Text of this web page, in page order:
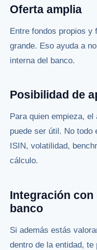
Oferta amplia
Entre fondos propios y
grande. Eso ayuda a
interna del banco.
Posibilidad de
Para quien empieza, el
puede ser útil. No todo
ISIN, volatilidad,
cálculo.
Integración
banco
Si además estás
dentro de la entidad,